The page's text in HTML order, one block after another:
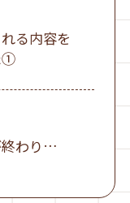
る内容を
①
終わり…